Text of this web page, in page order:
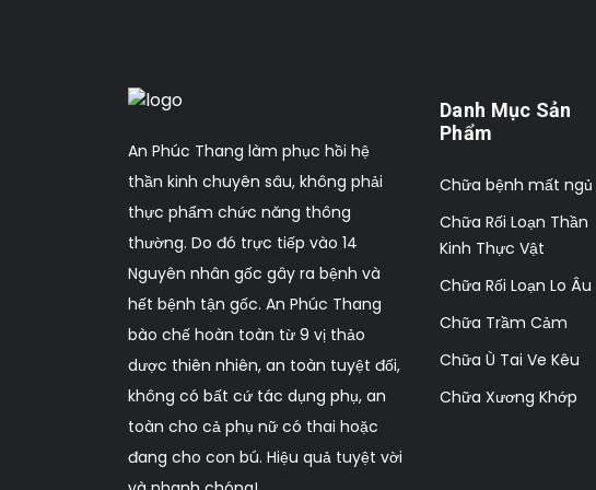
An Phúc Thang làm phục hồi hệ
thần kinh chuyên sâu, không phải
thực phẩm chức năng thông
thường. Do đó trực tiếp vào 14
Nguyên nhân gốc gây ra bệnh và
hết bệnh tận gốc. An Phúc Thang
bào chế hoàn toàn từ 9 vị thảo
dược thiên nhiên, an toàn tuyệt đối,
không có bất cứ tác dụng phụ, an
toàn cho cả phụ nữ có thai hoặc
đang cho con bú. Hiệu quả tuyệt vời
Danh Mục Sản
Phẩm
Chữa bệnh mất ngủ
Chữa Rối Loạn Thần
Kinh Thực Vật
Chữa Rối Loạn Lo Âu
Chữa Trầm Cảm
Chữa Ù Tai Ve Kêu
Chữa Xương Khớp